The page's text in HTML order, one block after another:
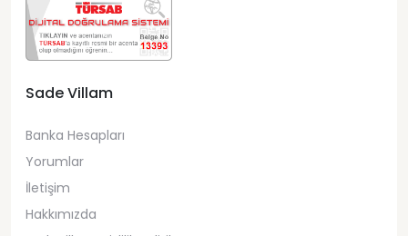
Sade Villam
Banka Hesapları
Yorumlar
İletişim
Hakkımızda